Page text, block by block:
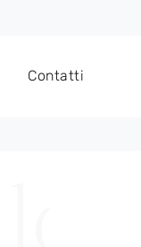
Contatti